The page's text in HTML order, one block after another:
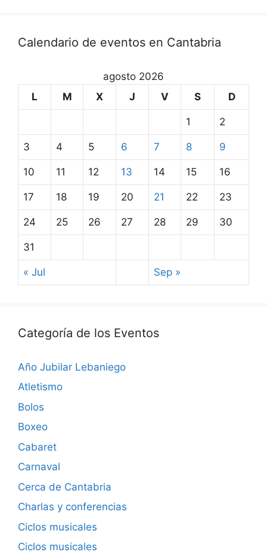
Calendario de eventos en Cantabria
agosto 2026
L
M X J V S D
1 2
3 4 5 6 7 8 9
10 11 12 13 14 15 16
17 18 19 20 21 22 23
24 25 26 27 28 29 30
31
« Jul Sep »
Categoría de los Eventos
Año Jubilar Lebaniego
Atletismo
Bolos
Boxeo
Cabaret
Carnaval
Cerca de Cantabria
Charlas y conferencias
Ciclos musicales
Ciclos musicales